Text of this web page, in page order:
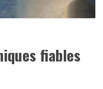
fiables